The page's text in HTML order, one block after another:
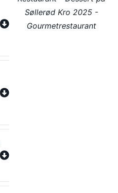
Søllerød Kro 2025 -
Gourmetrestaurant